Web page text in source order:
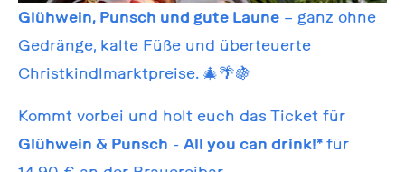
Glühwein, Punsch und gute Laune– ganz ohne
Gedränge, kalte Füße und überteuerte
Christkindlmarktpreise. 🎄🌴🍇
Kommt vorbei und holt euch das Ticket für
Glühwein & Punsch - All you can drink!*für